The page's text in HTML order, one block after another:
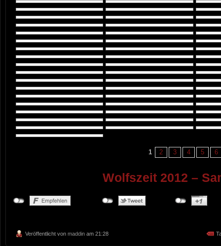
1 2 3 4 5 6
Wolfszeit 2012 –
Veröffentlicht von maddin am 21:28